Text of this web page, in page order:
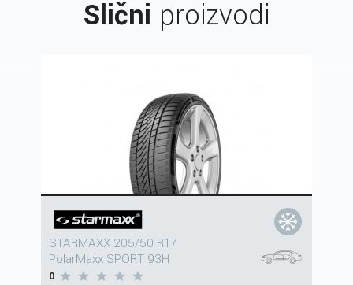
Slični proizvodi
STARMAXX 205/50 R17
PolarMaxx SPORT 93H
0